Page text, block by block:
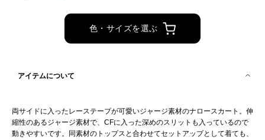
色・サイズを選ぶ
アイテムについて
両サイドに入ったレーステープが可愛いジャージ素材のナロースカート。伸
縮性のあるジャージ素材で、CFに入った深めのスリットも入っているので
動きやすいです。同素材のトップスと合わせてセットアップとして着ても、